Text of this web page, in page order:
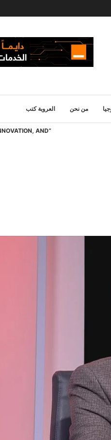
من نحن العروبة كتب
“THE NETCAST” — WHERE LEADERSIP, STRATEGY, INNOVATION, AND...